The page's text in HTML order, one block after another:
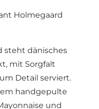
Holmegaard
steht dänisches
mit Sorgfalt
Detail serviert.
handgepulte
und